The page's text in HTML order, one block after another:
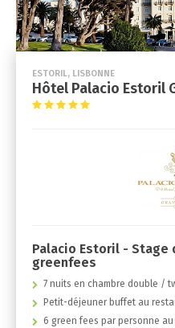
ESTORIL, LISBONNE
Hôtel Palacio Estoril
Palacio Estoril -
greenfees
7 nuits en chambre double /
Petit-déjeuner buffet au
6 green fees par personne au